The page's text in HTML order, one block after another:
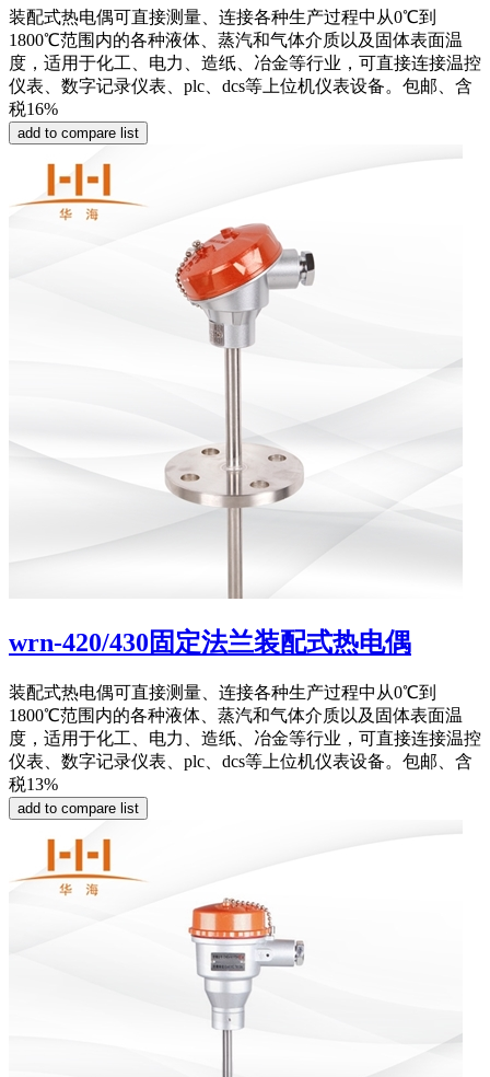
装配式热电偶可直接测量、连接各种生产过程中从0℃到
1800℃范围内的各种液体、蒸汽和气体介质以及固体表面温
度，适用于化工、电力、造纸、冶金等行业，可直接连接温控
仪表、数字记录仪表、plc、dcs等上位机仪表设备。包邮、含
税16%
wrn-420/430固定法兰装配式热电偶
装配式热电偶可直接测量、连接各种生产过程中从0℃到
1800℃范围内的各种液体、蒸汽和气体介质以及固体表面温
度，适用于化工、电力、造纸、冶金等行业，可直接连接温控
仪表、数字记录仪表、plc、dcs等上位机仪表设备。包邮、含
税13%